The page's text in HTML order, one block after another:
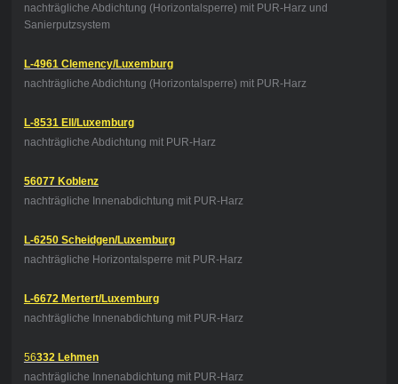
nachträgliche Abdichtung (Horizontalsperre) mit PUR-Harz und
Sanierputzsystem
L-4961 Clemency/Luxemburg
nachträgliche Abdichtung (Horizontalsperre) mit PUR-Harz
L-8531 Ell/Luxemburg
nachträgliche Abdichtung mit PUR-Harz
56077 Koblenz
nachträgliche Innenabdichtung mit PUR-Harz
L-6250 Scheidgen/Luxemburg
nachträgliche Horizontalsperre mit PUR-Harz
L-6672 Mertert/Luxemburg
nachträgliche Innenabdichtung mit PUR-Harz
56332 Lehmen
nachträgliche Innenabdichtung mit PUR-Harz